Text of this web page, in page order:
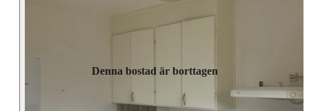
Denna bostad är borttagen